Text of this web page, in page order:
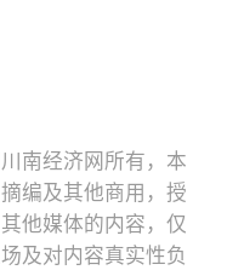
南经济网所有，本
编及其他商用，授
他媒体的内容，仅
及对内容真实性负